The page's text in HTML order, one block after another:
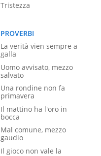
Tristezza
PROVERBI
La verità vien sempre a
galla
Uomo avvisato, mezzo
salvato
Una rondine non fa
primavera
Il mattino ha l'oro in
bocca
Mal comune, mezzo
gaudio
Il gioco non vale la